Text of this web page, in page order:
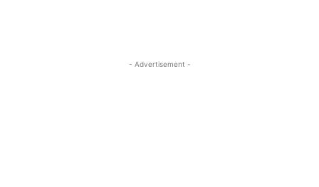
- Advertisement -